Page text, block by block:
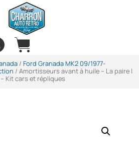
/ Ford Granada MK2 09/1977-
/ Amortisseurs avant à huile – La paire |
Kit cars et répliques